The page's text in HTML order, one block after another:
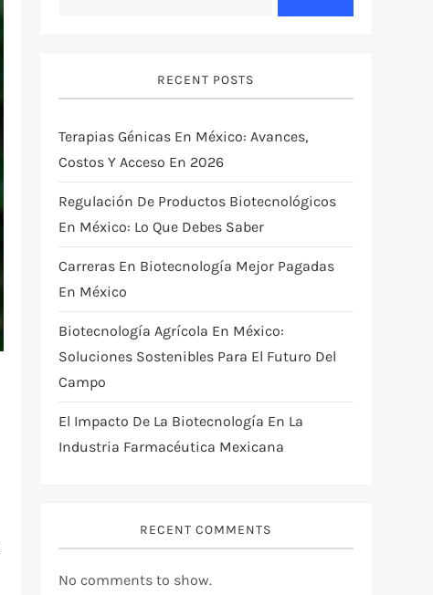
RECENT POSTS
Terapias Génicas En México: Avances,
Costos Y Acceso En 2026
Regulación De Productos Biotecnológicos
En México: Lo Que Debes Saber
Carreras En Biotecnología Mejor Pagadas
En México
Biotecnología Agrícola En México:
Soluciones Sostenibles Para El Futuro Del
Campo
El Impacto De La Biotecnología En La
Industria Farmacéutica Mexicana
RECENT COMMENTS
No comments to show.